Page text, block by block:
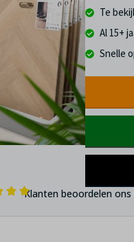
Te
Al 15+
Snelle
Klanten beoordelen